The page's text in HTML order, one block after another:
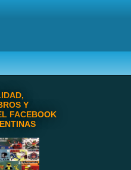
Y
FACEBOOK